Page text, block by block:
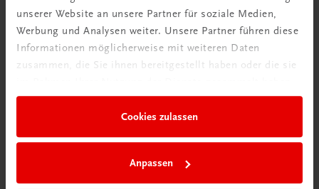
unserer Website an unsere Partner für soziale Medien,
Werbung und Analysen weiter. Unsere Partner führen diese
Informationen möglicherweise mit weiteren Daten
zusammen, die Sie ihnen bereitgestellt haben oder die sie
Cookies zulassen
Anpassen
praktisches Tun und echtes „Learning by doing“.
Jede Menge lebensnaher Experimente, Versuche